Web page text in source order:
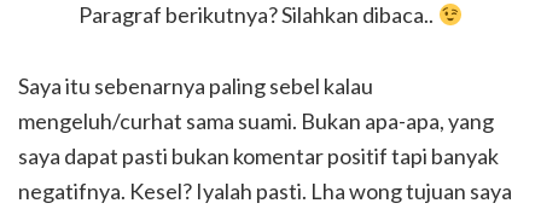
Paragraf berikutnya? Silahkan dibaca..
Saya itu sebenarnya paling sebel kalau
mengeluh/curhat sama suami. Bukan apa-apa, yang
saya dapat pasti bukan komentar positif tapi banyak
negatifnya. Kesel? Iyalah pasti. Lha wong tujuan saya